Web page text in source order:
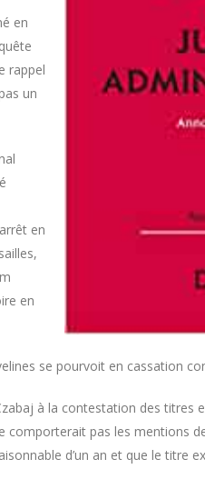
en
rappel
un
en
en
se pourvoit en cassation
à la contestation des titres
comporterait pas les mentions
d’un an et que le titre